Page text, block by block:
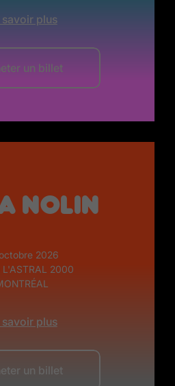
savoir plus
un billet
Nolin
2026
2000
savoir plus
un billet